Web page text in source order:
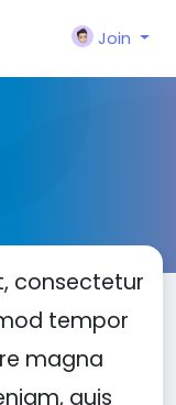
Join
consectetur
tempor
magna
quis